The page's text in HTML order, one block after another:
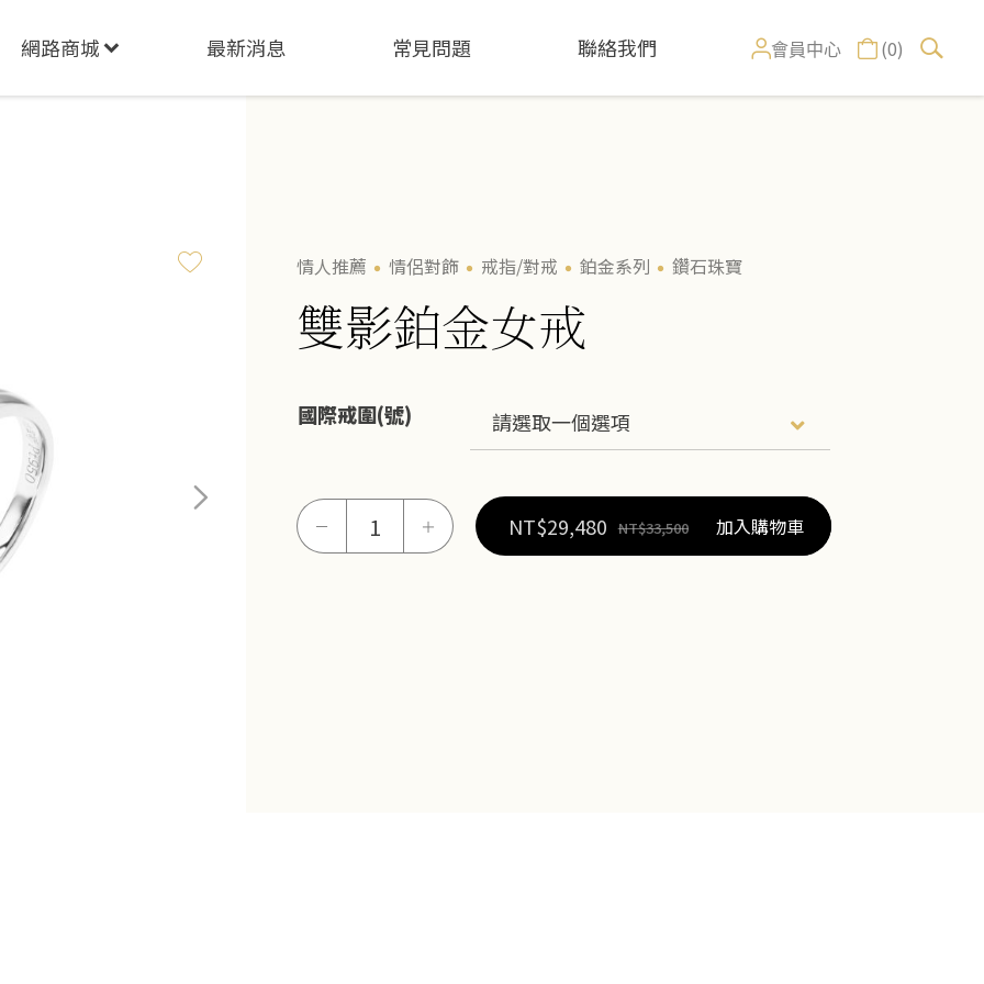
網路商城 最新消息 常見問題 聯絡我們 會員中心 (0)
情人推薦 情侶對飾 戒指/對戒 鉑金系列 鑽石珠寶
雙影鉑金女戒
國際戒圍(號)
－ ＋ NT$29,480 NT$33,500 加入購物車